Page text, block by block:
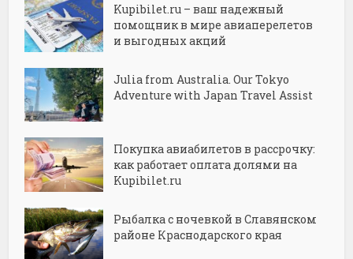
Kupibilet.ru – ваш надежный
помощник в мире авиаперелетов
и выгодных акций
Julia from Australia. Our Tokyo
Adventure with Japan Travel Assist
Покупка авиабилетов в рассрочку:
как работает оплата долями на
Kupibilet.ru
Рыбалка с ночевкой в Славянском
районе Краснодарского края